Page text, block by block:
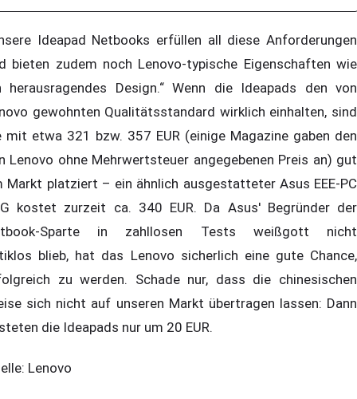
Ideapad Netbooks erfüllen all diese Anforderungen
bieten zudem noch Lenovo-typische Eigenschaften wie
herausragendes Design.“ Wenn die Ideapads den von
gewohnten Qualitätsstandard wirklich einhalten, sind
mit etwa 321 bzw. 357 EUR (einige Magazine gaben den
Lenovo ohne Mehrwertsteuer angegebenen Preis an) gut
Markt platziert – ein ähnlich ausgestatteter Asus EEE-PC
kostet zurzeit ca. 340 EUR. Da Asus' Begründer der
Sparte in zahllosen Tests weißgott nicht
blieb, hat das Lenovo sicherlich eine gute Chance,
zu werden. Schade nur, dass die chinesischen
sich nicht auf unseren Markt übertragen lassen: Dann
die Ideapads nur um 20 EUR.
Lenovo